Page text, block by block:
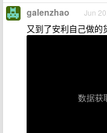
galenzhao Jun
又到了安利自己做的